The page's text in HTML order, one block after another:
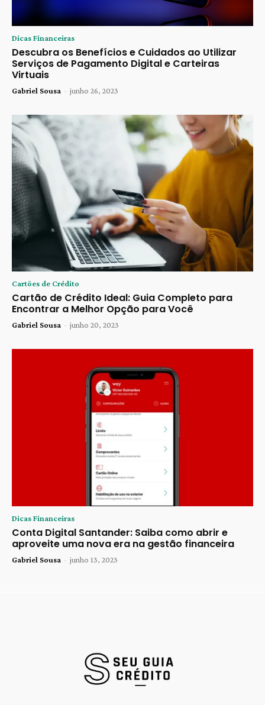
Dicas Financeiras
Descubra os Benefícios e Cuidados ao Utilizar
Serviços de Pagamento Digital e Carteiras
Virtuais
Gabriel Sousa - junho 26, 2023
Cartões de Crédito
Cartão de Crédito Ideal: Guia Completo para
Encontrar a Melhor Opção para Você
Gabriel Sousa - junho 20, 2023
Dicas Financeiras
Conta Digital Santander: Saiba como abrir e
aproveite uma nova era na gestão financeira
Gabriel Sousa - junho 13, 2023